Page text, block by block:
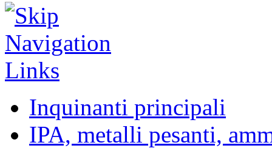
Inquinanti principali
IPA, metalli pesanti,